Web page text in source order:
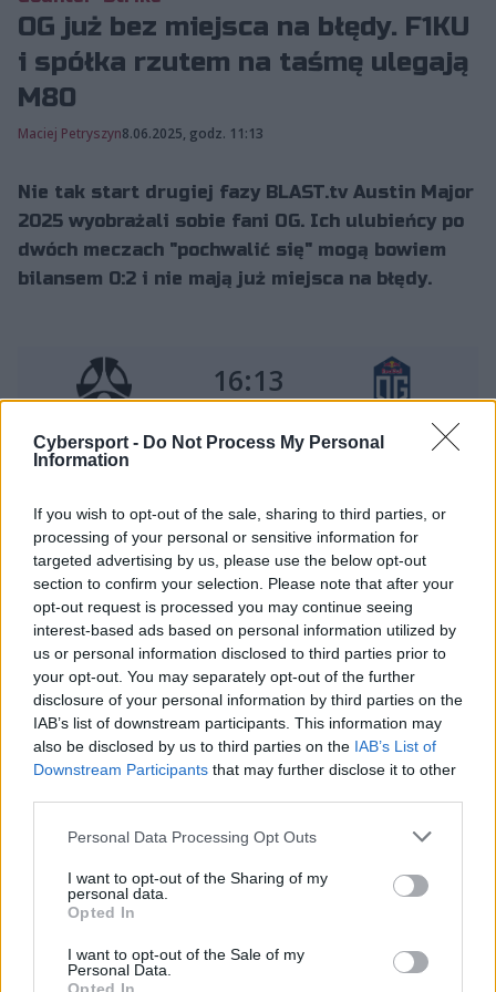
Cybersport - Do Not Process My Personal
Information
If you wish to opt-out of the sale, sharing to third parties, or
processing of your personal or sensitive information for
targeted advertising by us, please use the below opt-out
section to confirm your selection. Please note that after your
opt-out request is processed you may continue seeing
interest-based ads based on personal information utilized by
us or personal information disclosed to third parties prior to
your opt-out. You may separately opt-out of the further
disclosure of your personal information by third parties on the
IAB’s list of downstream participants. This information may
also be disclosed by us to third parties on the IAB’s List of
Downstream Participants that may further disclose it to other
Personal Data Processing Opt Outs
I want to opt-out of the Sharing of my
personal data.
Opted In
I want to opt-out of the Sale of my
Personal Data.
OG już bez miejsca na błędy. F1KU
i spółka rzutem na taśmę ulegają
M80
Maciej Petryszyn8.06.2025, godz. 11:13
Nie tak start drugiej fazy BLAST.tv Austin Major
2025 wyobrażali sobie fani OG. Ich ulubieńcy po
dwóch meczach "pochwalić się" mogą bowiem
bilansem 0:2 i nie mają już miejsca na błędy.
16:13
(Ancient)
OG prowadzi 12:6, OG przegrywa
Tym razem OG musiało uznać wyższość M80, chociaż
pierwsze minuty były niezwykle udane dla Macieja
"F1KA" Miklasa. Zespół Polaka wygrał wszak nie tylko
pistoletówkę, ale i cztery następujące po niej rundy. A
to wszystko grając w ataku! Dopiero wtedy w
przeciwnym obozie doszło do przebudzenia, a potem
do walki o comeback. I powrót ten zaiste nastąpił, bo
jeszcze przed przerwą reprezentanci gospodarzy
odrobili wszystkie straty. Nagle więc z pięciopunktowej
przewagi nie zostało nic, a OG musiało się pogodzić, że
bardzo dobre spotkanie Nico "nicoodoz" Tamjidi.
Ale F1KU i kompanii nie powiedzieli jeszcze ostatniego
słowa. Drugą część starcia zaczęli bowiem od równie
była wygrana runda na pistolety, a po niej kolejne pięć